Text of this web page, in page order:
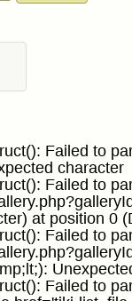
Failed to
character
Failed to
at position 0
Failed to
Failed to